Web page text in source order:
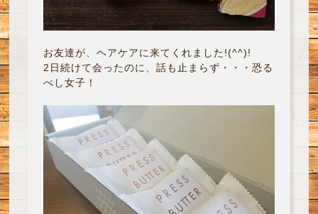
お友達が、ヘアケアに来てくれました!(^^)!
2日続けて会ったのに、話も止まらず・・・恐る
べし女子！